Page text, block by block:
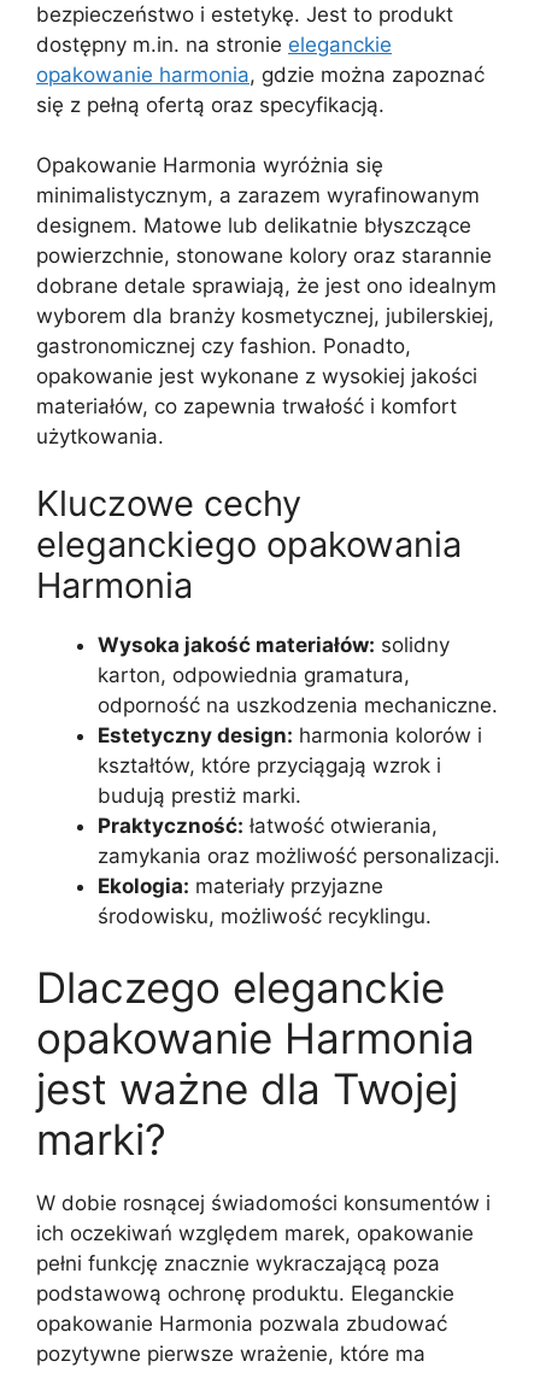
bezpieczeństwo i estetykę. Jest to produkt
dostępny m.in. na stronie eleganckie
opakowanie harmonia, gdzie można zapoznać
się z pełną ofertą oraz specyfikacją.
Opakowanie Harmonia wyróżnia się
minimalistycznym, a zarazem wyrafinowanym
designem. Matowe lub delikatnie błyszczące
powierzchnie, stonowane kolory oraz starannie
dobrane detale sprawiają, że jest ono idealnym
wyborem dla branży kosmetycznej, jubilerskiej,
gastronomicznej czy fashion. Ponadto,
opakowanie jest wykonane z wysokiej jakości
materiałów, co zapewnia trwałość i komfort
użytkowania.
Kluczowe cechy
eleganckiego opakowania
Harmonia
Wysoka jakość materiałów: solidny
karton, odpowiednia gramatura,
odporność na uszkodzenia mechaniczne.
Estetyczny design: harmonia kolorów i
kształtów, które przyciągają wzrok i
budują prestiż marki.
Praktyczność: łatwość otwierania,
zamykania oraz możliwość personalizacji.
Ekologia: materiały przyjazne
środowisku, możliwość recyklingu.
Dlaczego eleganckie
opakowanie Harmonia
jest ważne dla Twojej
marki?
W dobie rosnącej świadomości konsumentów i
ich oczekiwań względem marek, opakowanie
pełni funkcję znacznie wykraczającą poza
podstawową ochronę produktu. Eleganckie
opakowanie Harmonia pozwala zbudować
pozytywne pierwsze wrażenie, które ma